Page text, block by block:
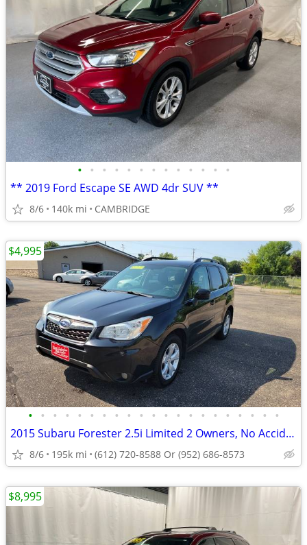
• • • • • • • • • • • • •
** 2019 Ford Escape SE AWD 4dr SUV **
8/6 140k mi CAMBRIDGE
• • • • • • • • • • • • • • • • • • • • •
2015 Subaru Forester 2.5i Limited 2 Owners, No Accidents...
8/6 195k mi (612) 720-8588 Or (952) 686-8573
$4,995
$8,995